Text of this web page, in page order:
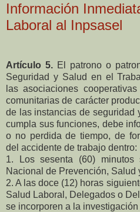
Información
Laboral al Inpsasel
Artículo 5.El patrono o
Seguridad y Salud en el
las asociaciones
comunitarias de carácter
de las instancias de seguridad
cumpla sus funciones, debe
o no perdida de tiempo, de
del accidente de trabajo dentro:
1. Los sesenta (60) minutos
Nacional de Prevención, Salud
2. A las doce (12) horas
Salud Laboral, Delegados o
se incorporen a la